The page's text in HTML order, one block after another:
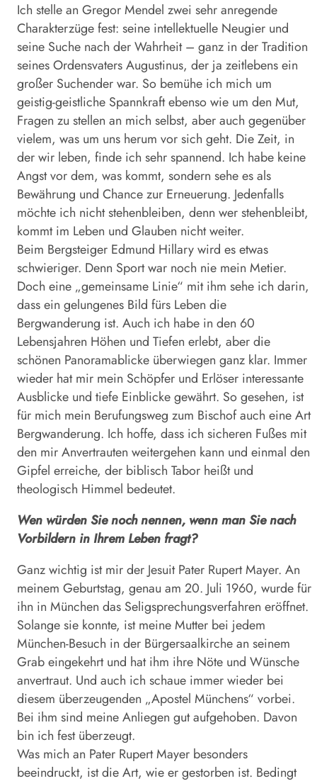
Ich stelle an Gregor Mendel zwei sehr anregende
Charakterzüge fest: seine intellektuelle Neugier und
seine Suche nach der Wahrheit – ganz in der Tradition
seines Ordensvaters Augustinus, der ja zeitlebens ein
großer Suchender war. So bemühe ich mich um
geistig-geistliche Spannkraft ebenso wie um den Mut,
Fragen zu stellen an mich selbst, aber auch gegenüber
vielem, was um uns herum vor sich geht. Die Zeit, in
der wir leben, finde ich sehr spannend. Ich habe keine
Angst vor dem, was kommt, sondern sehe es als
Bewährung und Chance zur Erneuerung. Jedenfalls
möchte ich nicht stehenbleiben, denn wer stehenbleibt,
kommt im Leben und Glauben nicht weiter.
Beim Bergsteiger Edmund Hillary wird es etwas
schwieriger. Denn Sport war noch nie mein Metier.
Doch eine „gemeinsame Linie“ mit ihm sehe ich darin,
dass ein gelungenes Bild fürs Leben die
Bergwanderung ist. Auch ich habe in den 60
Lebensjahren Höhen und Tiefen erlebt, aber die
schönen Panoramablicke überwiegen ganz klar. Immer
wieder hat mir mein Schöpfer und Erlöser interessante
Ausblicke und tiefe Einblicke gewährt. So gesehen, ist
für mich mein Berufungsweg zum Bischof auch eine Art
Bergwanderung. Ich hoffe, dass ich sicheren Fußes mit
den mir Anvertrauten weitergehen kann und einmal den
Gipfel erreiche, der biblisch Tabor heißt und
theologisch Himmel bedeutet.
Wen würden Sie noch nennen, wenn man Sie nach
Vorbildern in Ihrem Leben fragt?
Ganz wichtig ist mir der Jesuit Pater Rupert Mayer. An
meinem Geburtstag, genau am 20. Juli 1960, wurde für
ihn in München das Seligsprechungsverfahren eröffnet.
Solange sie konnte, ist meine Mutter bei jedem
München-Besuch in der Bürgersaalkirche an seinem
Grab eingekehrt und hat ihm ihre Nöte und Wünsche
anvertraut. Und auch ich schaue immer wieder bei
diesem überzeugenden „Apostel Münchens“ vorbei.
Bei ihm sind meine Anliegen gut aufgehoben. Davon
bin ich fest überzeugt.
Was mich an Pater Rupert Mayer besonders
beeindruckt, ist die Art, wie er gestorben ist. Bedingt